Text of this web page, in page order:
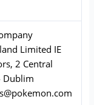
Limited IE
2 Central
Dublim